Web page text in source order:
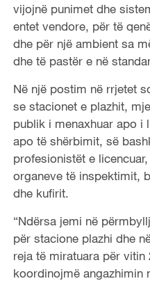
vijojnë punimet dhe
entet vendore, për të
dhe për një ambient sa
dhe të pastër e në
Në një postim në rrjetet
se stacionet e plazhit,
publik i menaxhuar apo i
apo të shërbimit, së
profesionistët e
organeve të inspektimit,
dhe kufirit.
“Ndërsa jemi në
për stacione plazhi dhe
reja të miratuara për vitin
koordinojmë angazhimin